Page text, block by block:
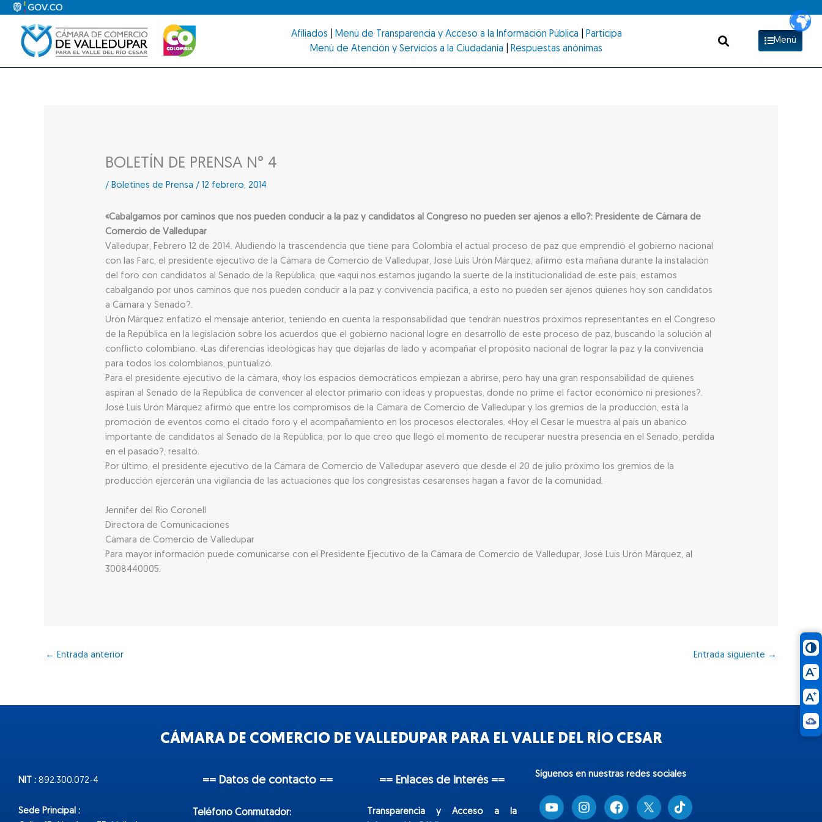
contenido
Afiliados Menú de Transparencia y Acceso a la Información Pública
Participa
Menú de Atención y Servicios a la Ciudadanía
Respuestas anónimas
Menú
BOLETÍN DE PRENSA N° 4
/ Boletines de Prensa /12 febrero, 2014
«Cabalgamos por caminos que nos pueden conducir a la paz y candidatos al Congreso no pueden ser ajenos a ello?: Presidente de Cámara de
Comercio de Valledupar
Valledupar, Febrero 12 de 2014. Aludiendo la trascendencia que tiene para Colombia el actual proceso de paz que emprendió el gobierno nacional
con las Farc, el presidente ejecutivo de la Cámara de Comercio de Valledupar, José Luís Urón Márquez, afirmó esta mañana durante la instalación
del foro con candidatos al Senado de la República, que «aquí nos estamos jugando la suerte de la institucionalidad de este país, estamos
cabalgando por unos caminos que nos pueden conducir a la paz y convivencia pacífica, a esto no pueden ser ajenos quienes hoy son candidatos
a Cámara y Senado?.
Urón Márquez enfatizó el mensaje anterior, teniendo en cuenta la responsabilidad que tendrán nuestros próximos representantes en el Congreso
de la República en la legislación sobre los acuerdos que el gobierno nacional logre en desarrollo de este proceso de paz, buscando la solución al
conflicto colombiano. «Las diferencias ideológicas hay que dejarlas de lado y acompañar el propósito nacional de lograr la paz y la convivencia
para todos los colombianos, puntualizó.
Para el presidente ejecutivo de la cámara, «hoy los espacios democráticos empiezan a abrirse, pero hay una gran responsabilidad de quienes
aspiran al Senado de la República de convencer al elector primario con ideas y propuestas, donde no prime el factor económico ni presiones?.
José Luís Urón Márquez afirmó que entre los compromisos de la Cámara de Comercio de Valledupar y los gremios de la producción, está la
promoción de eventos como el citado foro y el acompañamiento en los procesos electorales. «Hoy el Cesar le muestra al país un abanico
importante de candidatos al Senado de la República, por lo que creo que llegó el momento de recuperar nuestra presencia en el Senado, perdida
en el pasado?, resaltó.
Por último, el presidente ejecutivo de la Cámara de Comercio de Valledupar aseveró que desde el 20 de julio próximo los gremios de la
producción ejercerán una vigilancia de las actuaciones que los congresistas cesarenses hagan a favor de la comunidad.
Jennifer del Río Coronell
Directora de Comunicaciones
Cámara de Comercio de Valledupar
Para mayor información puede comunicarse con el Presidente Ejecutivo de la Cámara de Comercio de Valledupar, José Luís Urón Márquez, al
3008440005.
← Entrada anterior Entrada siguiente →
CÁMARA DE COMERCIO DE VALLEDUPAR PARA EL VALLE DEL RÍO CESAR
NIT : 892.300.072-4
Sede Principal :
== Datos de contacto ==
Teléfono Conmutador:
== Enlaces de interés ==
Transparencia y Acceso a la
Síguenos en nuestras redes sociales
T
i